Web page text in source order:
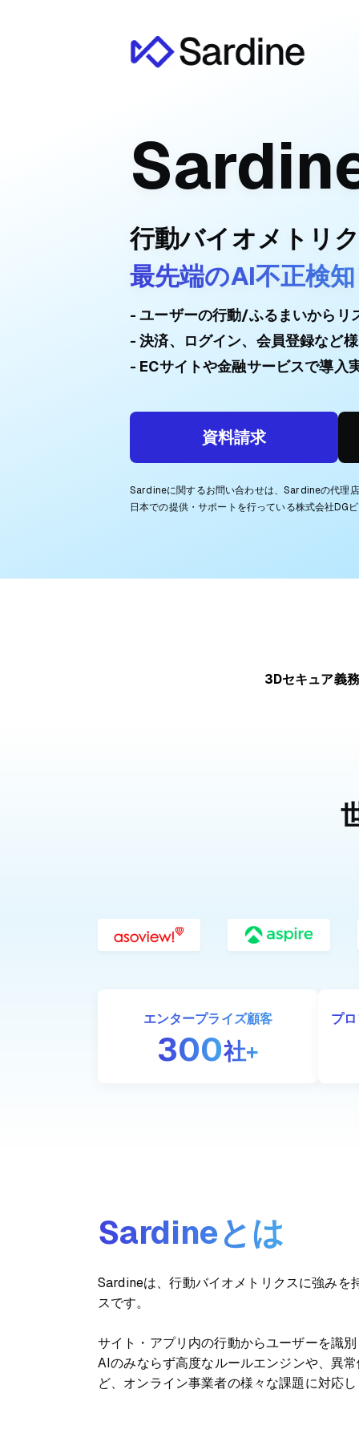
行動バイオメトリ
最先端のAI不正検
ユーザーの行動/ふるまいからリ
決済、ログイン、会員登録など
ECサイトや金融サービスで導入
資料請求
Sardineに関するお問い合わせは、Sardineの代理
日本での提供・サポートを行っている株式会社DG
3Dセキュア義
エンタープライズ顧客
300社+
プ
Sardineとは
Sardineは、行動バイオメトリクスに強みを
スです。
サイト・アプリ内の行動からユーザーを識
AIのみならず高度なルールエンジンや、異
ど、オンライン事業者の様々な課題に対応